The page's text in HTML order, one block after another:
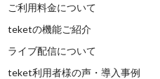
ご利用料金について
teketの機能ご紹介
ライブ配信について
teket利用者様の声・導入事例